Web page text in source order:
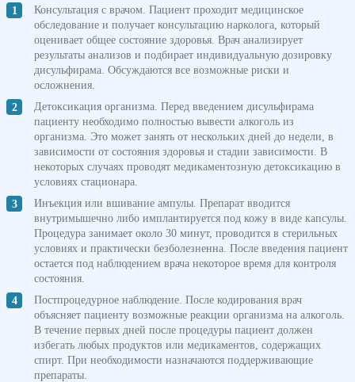
Консультация с врачом. Пациент проходит медицинское
обследование и получает консультацию нарколога, который
оценивает общее состояние здоровья. Врач анализирует
результаты анализов и подбирает индивидуальную дозировку
дисульфирама. Обсуждаются все возможные риски и
осложнения.
Детоксикация организма. Перед введением дисульфирама
пациенту необходимо полностью вывести алкоголь из
организма. Это может занять от нескольких дней до недели, в
зависимости от состояния здоровья и стадии зависимости. В
некоторых случаях проводят медикаментозную детоксикацию в
условиях стационара.
Инъекция или вшивание ампулы. Препарат вводится
внутримышечно либо имплантируется под кожу в виде капсулы.
Процедура занимает около 30 минут, проводится в стерильных
условиях и практически безболезненна. После введения пациент
остается под наблюдением врача некоторое время для контроля
состояния.
Постпроцедурное наблюдение. После кодирования врач
объясняет пациенту возможные реакции организма на алкоголь.
В течение первых дней после процедуры пациент должен
избегать любых продуктов или медикаментов, содержащих
спирт. При необходимости назначаются поддерживающие
препараты.